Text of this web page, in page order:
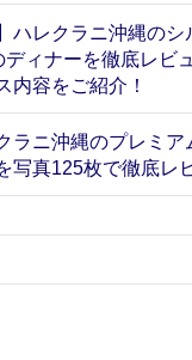
ハレクラニ沖縄のシ
ディナーを徹底レビ
内容をご紹介！
ラニ沖縄のプレミ
写真125枚で徹底レ